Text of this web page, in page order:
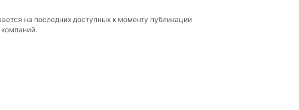
на последних доступных к моменту публикации